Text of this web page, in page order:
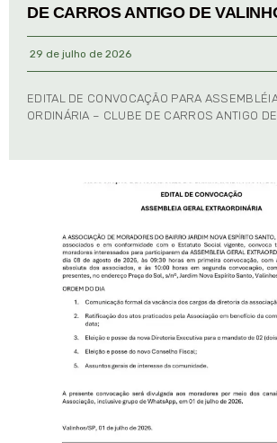
DE CARROS ANTIGO DE
29 de julho de 2026
EDITAL DE CONVOCAÇÃO PARA
ORDINÁRIA – CLUBE DE CARROS ANTIGO